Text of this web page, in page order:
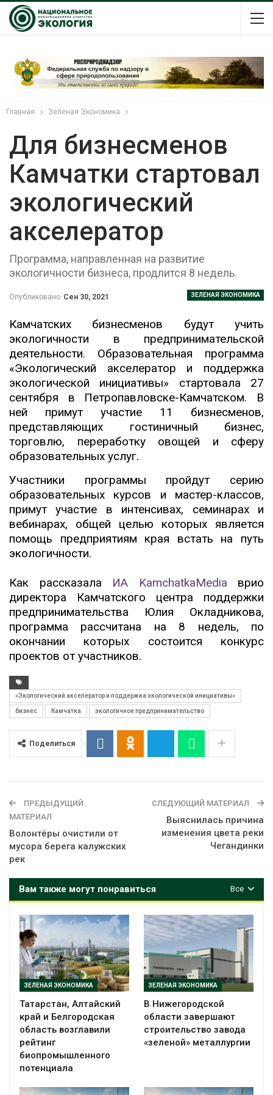
Главная Зеленая Экономика
Для бизнесменов
Камчатки стартовал
экологический
акселератор
Программа, направленная на развитие
экологичности бизнеса, продлится 8 недель.
ЗЕЛЕНАЯ ЭКОНОМИКА
Опубликовано Сен 30, 2021
Камчатских бизнесменов будут учить
экологичности в предпринимательской
деятельности. Образовательная программа
«Экологический акселератор и поддержка
экологической инициативы» стартовала 27
сентября в Петропавловске-Камчатском. В
ней примут участие 11 бизнесменов,
представляющих гостиничный бизнес,
торговлю, переработку овощей и сферу
образовательных услуг.
Участники программы пройдут серию
образовательных курсов и мастер-классов,
примут участие в интенсивах, семинарах и
вебинарах, общей целью которых является
помощь предприятиям края встать на путь
экологичности.
Как рассказала ИА KamchatkaMedia врио
директора Камчатского центра поддержки
предпринимательства Юлия Окладникова,
программа рассчитана на 8 недель, по
окончании которых состоится конкурс
проектов от участников.
«Экологический акселератор и поддержка экологической инициативы»
бизнес Камчатка экологичное предпринимательство
Поделиться
ПРЕДЫДУЩИЙ
МАТЕРИАЛ
Волонтёры очистили от
мусора берега калужских
рек
СЛЕДУЮЩИЙ МАТЕРИАЛ
Выяснилась причина
изменения цвета реки
Чегандинки
Все
Вам также могут понравиться
ЗЕЛЕНАЯ ЭКОНОМИКА
Татарстан, Алтайский
край и Белгородская
область возглавили
рейтинг
биопромышленного
потенциала
ЗЕЛЕНАЯ ЭКОНОМИКА
В Нижегородской
области завершают
строительство завода
«зеленой» металлургии